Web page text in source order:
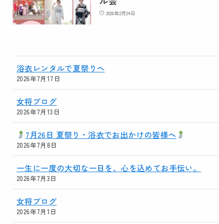
2026年2月24日
浴衣レンタルで夏祭りへ
2026年7月17日
女将ブログ
2026年7月13日
7月26日 夏祭り・浴衣でお出かけの皆様へ
2026年7月8日
一生に一度の大切な一日を、心を込めてお手伝い。
2026年7月3日
女将ブログ
2026年7月1日